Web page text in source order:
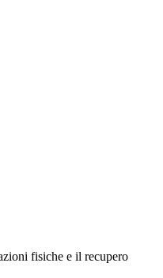
fisiche e il recupero